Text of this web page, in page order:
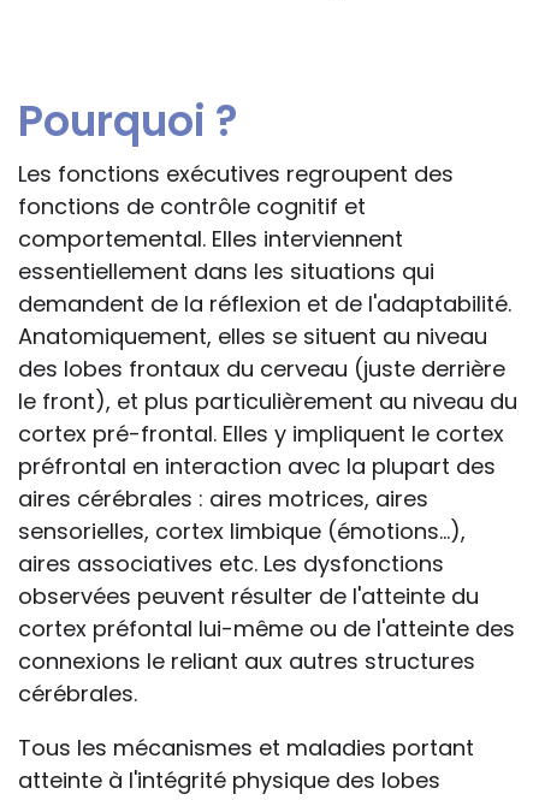
Pourquoi ?
Les fonctions exécutives regroupent des
fonctions de contrôle cognitif et
comportemental. Elles interviennent
essentiellement dans les situations qui
demandent de la réflexion et de l'adaptabilité.
Anatomiquement, elles se situent au niveau
des lobes frontaux du cerveau (juste derrière
le front), et plus particulièrement au niveau du
cortex pré-frontal. Elles y impliquent le cortex
préfrontal en interaction avec la plupart des
aires cérébrales : aires motrices, aires
sensorielles, cortex limbique (émotions...),
aires associatives etc. Les dysfonctions
observées peuvent résulter de l'atteinte du
cortex préfontal lui-même ou de l'atteinte des
connexions le reliant aux autres structures
cérébrales.
Tous les mécanismes et maladies portant
atteinte à l'intégrité physique des lobes